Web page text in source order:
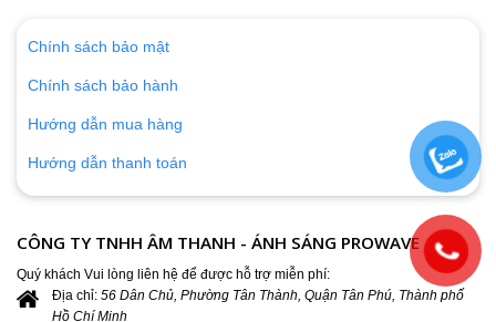
Chính sách bảo mật
Chính sách bảo hành
Hướng dẫn mua hàng
Hướng dẫn thanh toán
CÔNG TY TNHH ÂM THANH - ÁNH SÁNG PROWAVE
Quý khách Vui lòng liên hệ để được hỗ trợ miễn phí:
Địa chỉ: 56 Dân Chủ, Phường Tân Thành, Quận Tân Phú, Thành phố
Hồ Chí Minh